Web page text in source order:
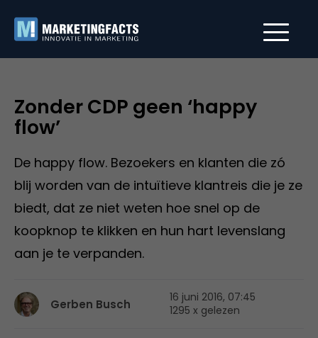
Zonder CDP geen ‘happy
flow’
De happy flow. Bezoekers en klanten die zó
blij worden van de intuïtieve klantreis die je ze
biedt, dat ze niet weten hoe snel op de
koopknop te klikken en hun hart levenslang
aan je te verpanden.
Gerben Busch
16 juni 2016, 07:45
1295 x gelezen